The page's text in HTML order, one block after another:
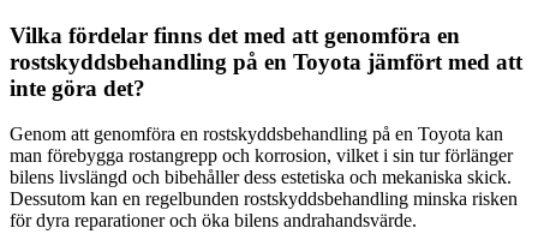
Vilka fördelar finns det med att genomföra en
rostskyddsbehandling på en Toyota jämfört med att
inte göra det?
Genom att genomföra en rostskyddsbehandling på en Toyota kan
man förebygga rostangrepp och korrosion, vilket i sin tur förlänger
bilens livslängd och bibehåller dess estetiska och mekaniska skick.
Dessutom kan en regelbunden rostskyddsbehandling minska risken
för dyra reparationer och öka bilens andrahandsvärde.